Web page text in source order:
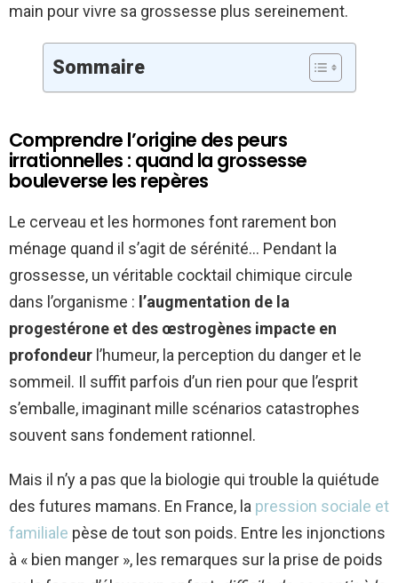
main pour vivre sa grossesse plus sereinement.
Sommaire
Comprendre l’origine des peurs
irrationnelles : quand la grossesse
bouleverse les repères
Le cerveau et les hormones font rarement bon
ménage quand il s’agit de sérénité… Pendant la
grossesse, un véritable cocktail chimique circule
dans l’organisme : l’augmentation de la
progestérone et des œstrogènes impacte en
profondeur l’humeur, la perception du danger et le
sommeil. Il suffit parfois d’un rien pour que l’esprit
s’emballe, imaginant mille scénarios catastrophes
souvent sans fondement rationnel.
Mais il n’y a pas que la biologie qui trouble la quiétude
des futures mamans. En France, la pression sociale et
familiale pèse de tout son poids. Entre les injonctions
à « bien manger », les remarques sur la prise de poids